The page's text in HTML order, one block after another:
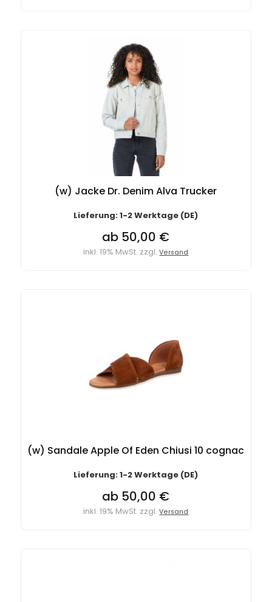
(w) Jacke Dr. Denim Alva Trucker
Lieferung: 1-2 Werktage (DE)
ab 50,00 €
inkl. 19% MwSt. zzgl.Versand
(w) Sandale Apple Of Eden Chiusi 10 cognac
Lieferung: 1-2 Werktage (DE)
ab 50,00 €
inkl. 19% MwSt. zzgl.Versand